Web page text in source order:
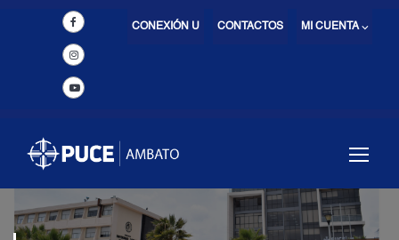
MI CUENTA ⌵
CONTACTOS
CONEXIÓN U